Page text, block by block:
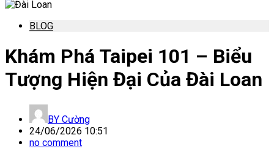
BLOG
Khám Phá Taipei 101 – Biểu
Tượng Hiện Đại Của Đài Loan
BY Cường
24/06/2026 10:51
no comment